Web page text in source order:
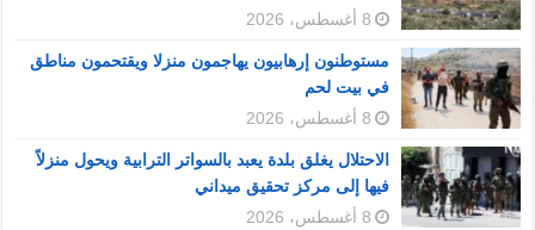
8 أغسطس، 2026
مستوطنون إرهابيون يهاجمون منزلا ويقتحمون مناطق
في بيت لحم
8 أغسطس، 2026
الاحتلال يغلق بلدة يعبد بالسواتر الترابية ويحول منزلاً
فيها إلى مركز تحقيق ميداني
8 أغسطس، 2026